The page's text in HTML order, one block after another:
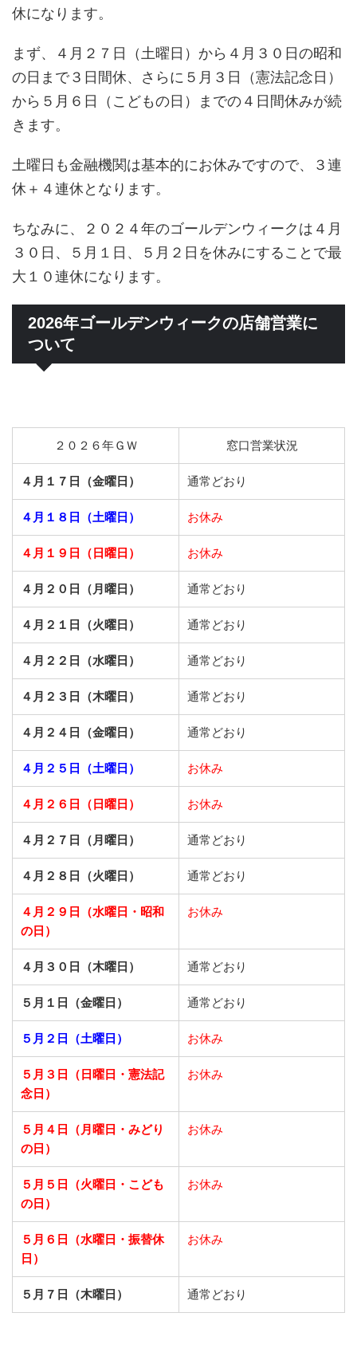
休になります。
まず、４月２７日（土曜日）から４月３０日の昭和
の日まで３日間休、さらに５月３日（憲法記念日）
から５月６日（こどもの日）までの４日間休みが続
きます。
土曜日も金融機関は基本的にお休みですので、３連
休＋４連休となります。
ちなみに、２０２４年のゴールデンウィークは４月
３０日、５月１日、５月２日を休みにすることで最
大１０連休になります。
2026年ゴールデンウィークの店舗営業に
ついて
２０２６年ＧＷ 窓口営業状況
４月１７日（金曜日） 通常どおり
４月１８日（土曜日） お休み
４月１９日（日曜日） お休み
４月２０日（月曜日） 通常どおり
４月２１日（火曜日） 通常どおり
４月２２日（水曜日） 通常どおり
４月２３日（木曜日） 通常どおり
４月２４日（金曜日） 通常どおり
４月２５日（土曜日） お休み
４月２６日（日曜日） お休み
４月２７日（月曜日） 通常どおり
４月２８日（火曜日） 通常どおり
４月２９日（水曜日・昭和
の日）
お休み
４月３０日（木曜日） 通常どおり
５月１日（金曜日） 通常どおり
５月２日（土曜日） お休み
５月３日（日曜日・憲法記
念日）
お休み
５月４日（月曜日・みどり
の日）
お休み
５月５日（火曜日・こども
の日）
お休み
５月６日（水曜日・振替休
日）
お休み
５月７日（木曜日） 通常どおり